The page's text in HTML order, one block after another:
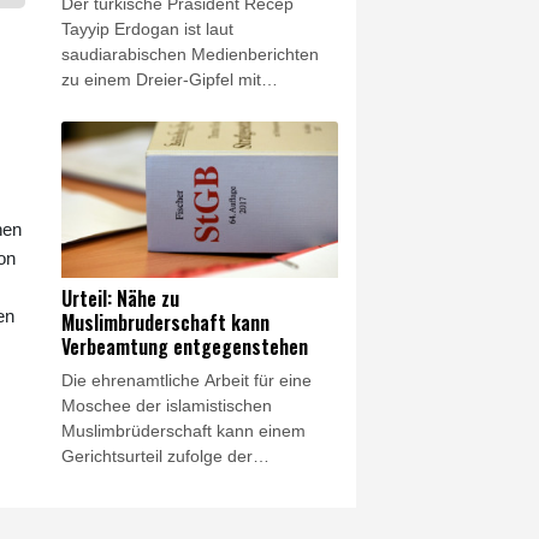
Der türkische Präsident Recep
Tayyip Erdogan ist laut
saudiarabischen Medienberichten
zu einem Dreier-Gipfel mit
Pakistans in der saudiarabischen
Stadt Dschidda eingetroffen.
Erdogan kam am Freitag in der
Hafenstadt am Roten Meer an, wie
der saudiarabische Fernsehsender
Alechbarija berichtete. Dort will er
nach Angaben aus saudiarabischen
Regierungs- und Armeekreisen mit
dem saudiarabischen Kronprinzen
Mohammed bin Salman und dem
pakistanischen Regierungschef
Shebaz Sharif einen
Verteidigungspakt schließen.
Urteil: Nähe zu
Muslimbruderschaft kann
Verbeamtung entgegenstehen
Die ehrenamtliche Arbeit für eine
Moschee der islamistischen
Muslimbrüderschaft kann einem
Gerichtsurteil zufolge der